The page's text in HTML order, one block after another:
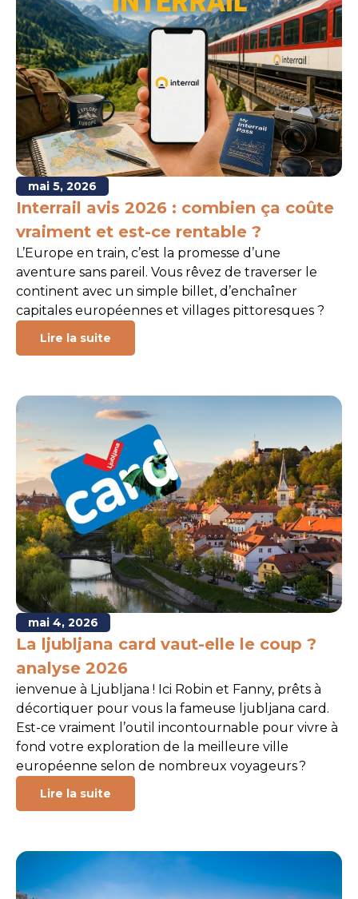
mai 5, 2026
Interrail avis 2026 : combien ça coûte
vraiment et est-ce rentable ?
L’Europe en train, c’est la promesse d’une
aventure sans pareil. Vous rêvez de traverser le
continent avec un simple billet, d’enchaîner
capitales européennes et villages pittoresques ?
Lire la suite
mai 4, 2026
La ljubljana card vaut-elle le coup ?
analyse 2026
ienvenue à Ljubljana ! Ici Robin et Fanny, prêts à
décortiquer pour vous la fameuse ljubljana card.
Est-ce vraiment l’outil incontournable pour vivre à
fond votre exploration de la meilleure ville
européenne selon de nombreux voyageurs ?
Lire la suite